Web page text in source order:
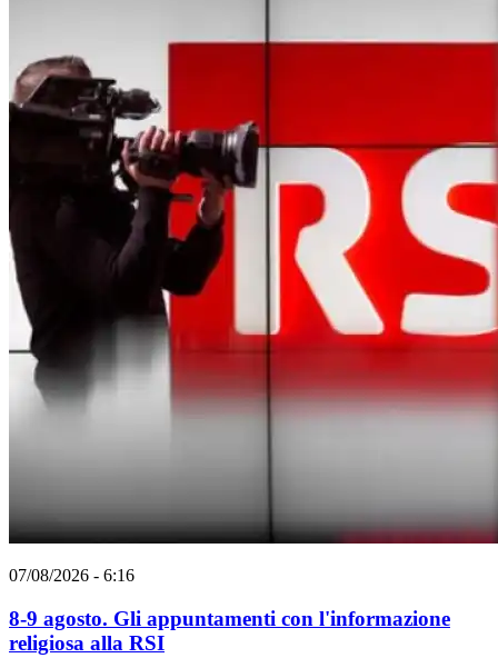
07/08/2026 - 6:16
8-9 agosto. Gli appuntamenti con l'informazione
religiosa alla RSI